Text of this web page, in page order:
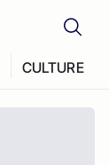
CULTURE